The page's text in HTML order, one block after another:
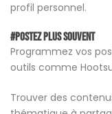
profil personnel.
#Postez plus souvent
Programmez vos
outils comme
Trouver des